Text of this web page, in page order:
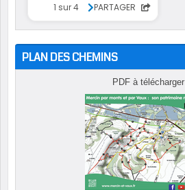
PLAN DES CHEMINS
PDF à télécharger